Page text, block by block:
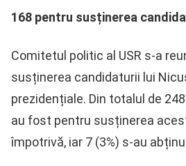
168 pentru susținerea
Comitetul politic al USR s-a
susținerea candidaturii lui
prezidențiale. Din totalul de
au fost pentru susținerea
împotrivă, iar 7 (3%) s-au